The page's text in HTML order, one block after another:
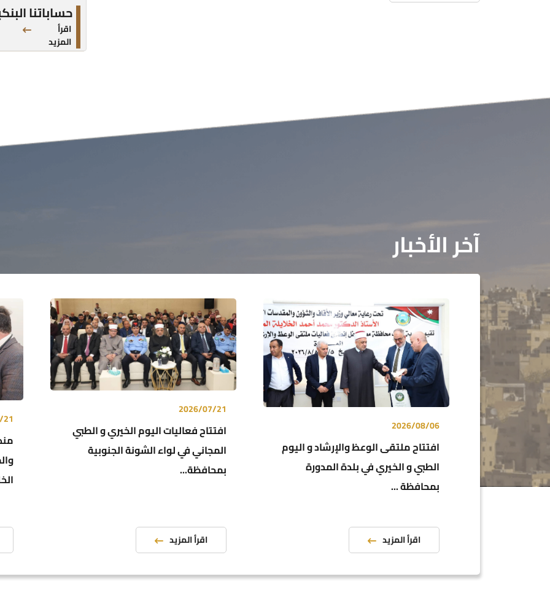
حساباتنا
اقرأ
المزيد
آخر الأخبار
2026/08/06
افتتاح ملتقى الوعظ والإرشاد و اليوم
الطبي و الخيري في بلدة المدورة
بمحافظة ...
اقرأ المزيد
2026/07/21
افتتاح فعاليات اليوم الخيري و الطبي
المجاني في لواء الشونة الجنوبية
بمحافظة...
اقرأ المزيد
الخدمات
معايير
برامج